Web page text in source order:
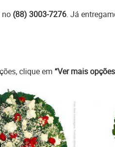
no (88) 3003-7276. Já
clique em “Ver mais